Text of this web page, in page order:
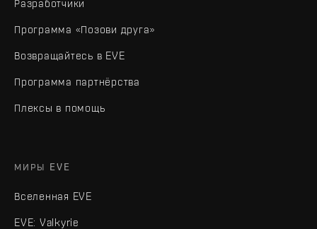
Разработчики
Программа «Позови друга»
Возвращайтесь в EVE
Программа партнёрства
Плексы в помощь
МИРЫ EVE
Вселенная EVE
EVE: Valkyrie